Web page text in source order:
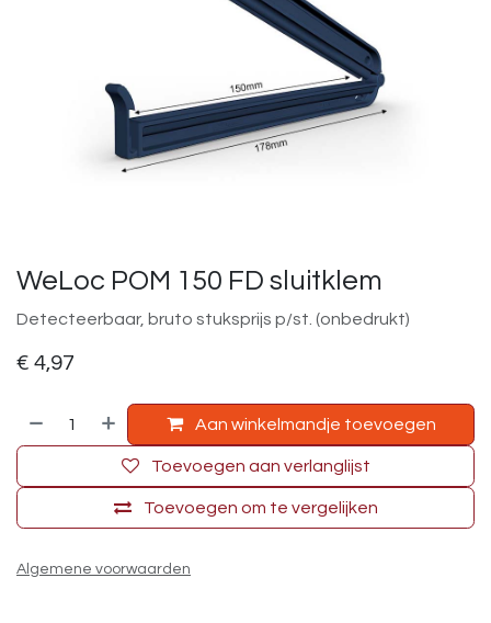
WeLoc POM 150 FD sluitklem
Detecteerbaar, bruto stuksprijs p/st. (onbedrukt)
€ 4,97
Aan winkelmandje toevoegen
Toevoegen om te vergelijken
Toevoegen aan verlanglijst
Algemene voorwaarden